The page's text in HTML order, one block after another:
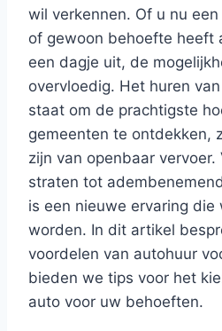
wil verkennen. Of u nu
of gewoon behoefte heeft
een dagje uit, de
overvloedig. Het huren
staat om de prachtigste
gemeenten te ontdekken,
zijn van openbaar vervoer.
straten tot
is een nieuwe ervaring
worden. In dit artikel
voordelen van autohuur
bieden we tips voor het
auto voor uw behoeften.